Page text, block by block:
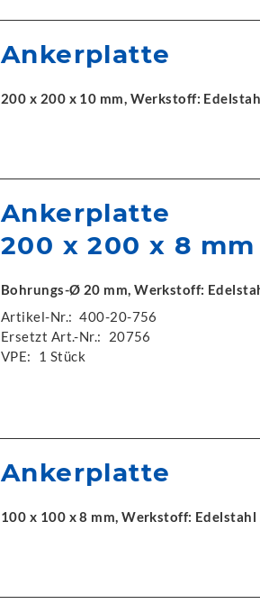
Ankerplatte
200 x 200 x 10 mm, Werkstoff:
Ankerplatte
200 x 200 x 8 mm
Bohrungs-Ø 20 mm, Werkstoff:
Artikel-Nr.: 400-20-756
Ersetzt Art.-Nr.:
20756
VPE:
1 Stück
Ankerplatte
100 x 100 x 8 mm, Werkstoff: Edelstahl